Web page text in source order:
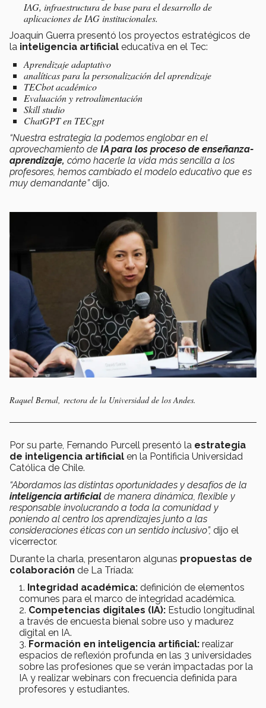
IAG, infraestructura de base para el desarrollo de
aplicaciones de IAG institucionales.
Joaquín Guerra presentó los proyectos estratégicos de
la inteligencia artificial educativa en el Tec:
Aprendizaje adaptativo
analíticas para la personalización del aprendizaje
TECbot académico
Evaluación y retroalimentación
Skill studio
ChatGPT en TECgpt
“Nuestra estrategia la podemos englobar en el
aprovechamiento de IA para los proceso de enseñanza-
aprendizaje, cómo hacerle la vida más sencilla a los
profesores, hemos cambiado el modelo educativo que es
muy demandante”dijo.
Raquel Bernal, rectora de la Universidad de los Andes.
Por su parte, Fernando Purcell presentó la estrategia
de inteligencia artificial en la Pontificia Universidad
Católica de Chile.
“Abordamos las distintas oportunidades y desafíos de la
inteligencia artificial de manera dinámica, flexible y
responsable involucrando a toda la comunidad y
poniendo al centro los aprendizajes junto a las
consideraciones éticas con un sentido inclusivo”, dijo el
vicerrector.
Durante la charla, presentaron algunas propuestas de
colaboración de La Tríada:
Integridad académica: definición de elementos
comunes para el marco de integridad académica.
Competencias digitales (IA): Estudio longitudinal
a través de encuesta bienal sobre uso y madurez
digital en IA.
Formación en inteligencia artificial: realizar
espacios de reflexión profunda en las 3 universidades
sobre las profesiones que se verán impactadas por la
IA y realizar webinars con frecuencia definida para
profesores y estudiantes.